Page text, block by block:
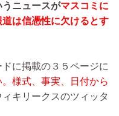
ニュースがマスコミに
道は信憑性に欠けるとす
ドに掲載の３５ページに
様式、事実、日付から
ィキリークスのツィッタ